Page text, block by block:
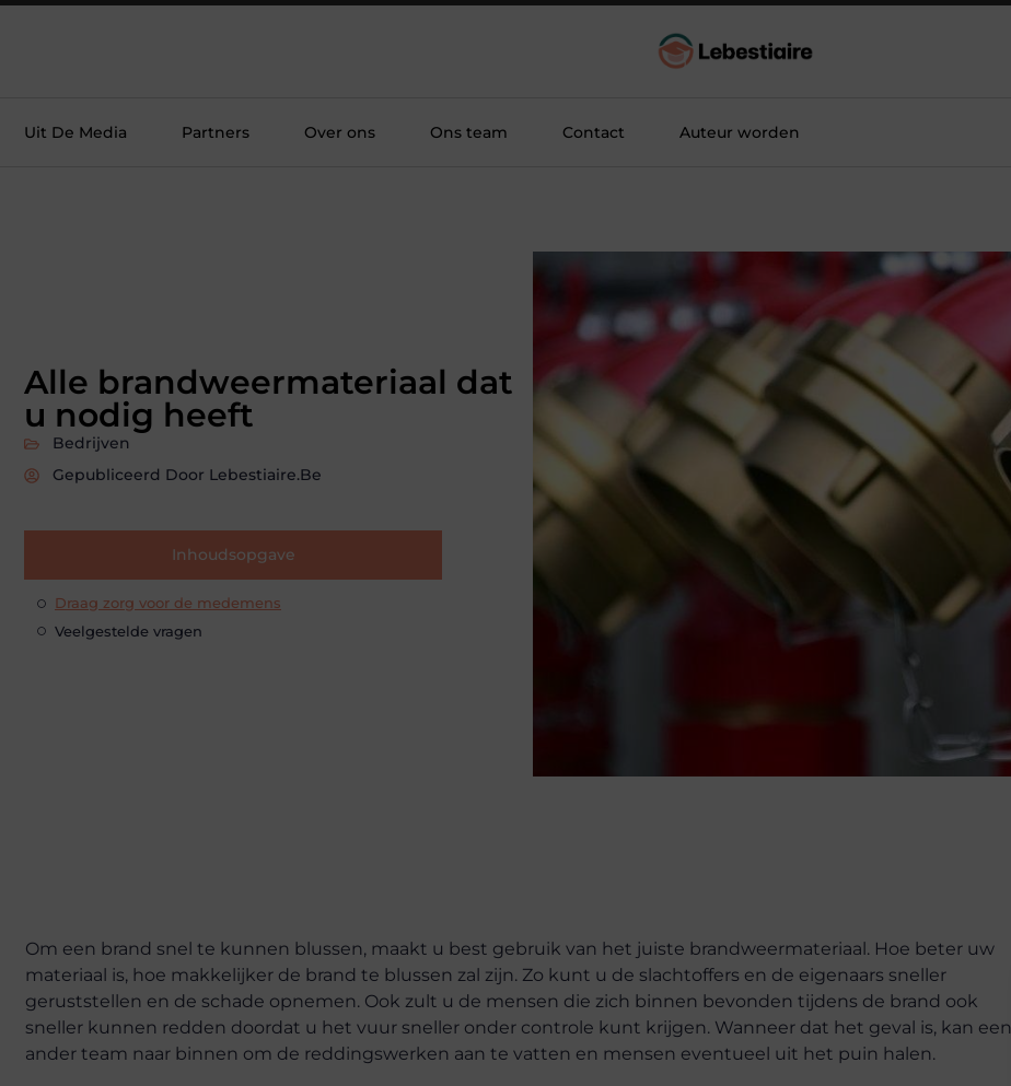
Uit De Media Partners Over ons Ons team Contact Auteur worden
Alle brandweermateriaal dat
u nodig heeft
Bedrijven
Gepubliceerd Door Lebestiaire.be
Inhoudsopgave
Draag zorg voor de medemens
Veelgestelde vragen
Om een brand snel te kunnen blussen, maakt u best gebruik van het juiste brandweermateriaal. Hoe beter uw
materiaal is, hoe makkelijker de brand te blussen zal zijn. Zo kunt u de slachtoffers en de eigenaars sneller
geruststellen en de schade opnemen. Ook zult u de mensen die zich binnen bevonden tijdens de brand ook
sneller kunnen redden doordat u het vuur sneller onder controle kunt krijgen. Wanneer dat het geval is, kan een
ander team naar binnen om de reddingswerken aan te vatten en mensen eventueel uit het puin halen.